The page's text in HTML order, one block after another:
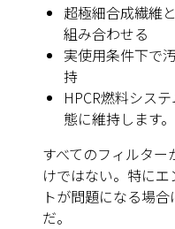
超極細合成繊維
組み合わせる
実使用条件下で
持
HPCR燃料シス
態に維持します。
すべてのフィルタ
けではない。特に
トが問題になる場
だ。